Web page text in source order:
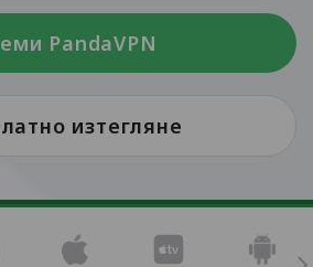
PandaVPN
изтегляне